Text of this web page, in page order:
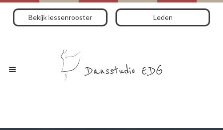
Bekijk lessenrooster Leden